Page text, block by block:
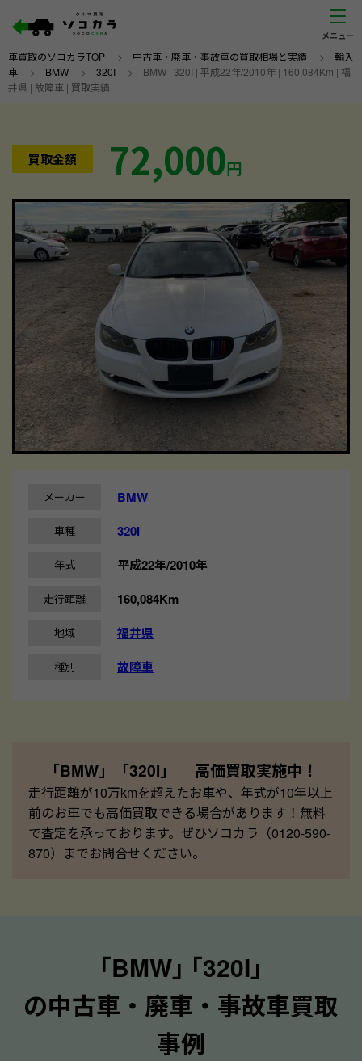
車買取のソコカラTOP > 中古車・廃車・事故車の買取相場と実績 > 輸入
車 > BMW > 320I > BMW | 320I | 平成22年/2010年 | 160,084Km | 福
井県 | 故障車 | 買取実績
買取金額 72,000円
メーカー BMW
車種 320I
年式 平成22年/2010年
走行距離 160,084Km
地域 福井県
種別 故障車
「BMW」「320I」 高価買取実施中！
走行距離が10万kmを超えたお車や、年式が10年以上
前のお車でも高価買取できる場合があります！無料
で査定を承っております。ぜひソコカラ（0120-590-
870）までお問合せください。
｢BMW｣ ｢320I｣
の中古車・廃車・事故車買取
事例